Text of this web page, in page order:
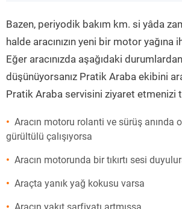
Bazen, periyodik bakım km. si yâda
halde aracınızın yeni bir motor yağına
Eğer aracınızda aşağıdaki durumlardan
düşünüyorsanız Pratik Araba ekibini
Pratik Araba servisini ziyaret etmenizi
Aracın motoru rolanti ve sürüş anında
gürültülü çalışıyorsa
Aracın motorunda bir tıkırtı sesi
Araçta yanık yağ kokusu varsa